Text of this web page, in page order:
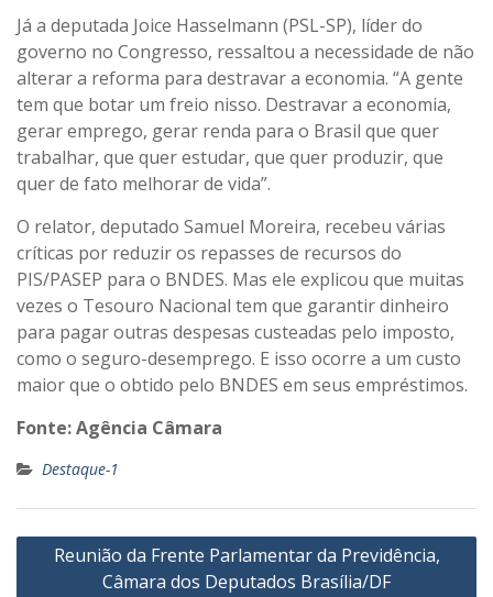
Já a deputada Joice Hasselmann (PSL-SP), líder do
governo no Congresso, ressaltou a necessidade de não
alterar a reforma para destravar a economia. “A gente
tem que botar um freio nisso. Destravar a economia,
gerar emprego, gerar renda para o Brasil que quer
trabalhar, que quer estudar, que quer produzir, que
quer de fato melhorar de vida”.
O relator, deputado Samuel Moreira, recebeu várias
críticas por reduzir os repasses de recursos do
PIS/PASEP para o BNDES. Mas ele explicou que muitas
vezes o Tesouro Nacional tem que garantir dinheiro
para pagar outras despesas custeadas pelo imposto,
como o seguro-desemprego. E isso ocorre a um custo
maior que o obtido pelo BNDES em seus empréstimos.
Fonte: Agência Câmara
Destaque-1
Navegação
Reunião da Frente Parlamentar da Previdência,
Câmara dos Deputados Brasília/DF